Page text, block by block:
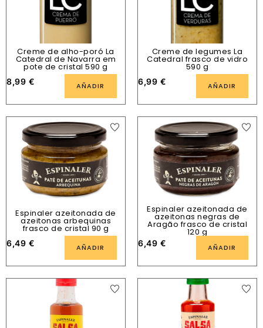
Creme de alho-poró La
Catedral de Navarra em
pote de cristal 590 g
8,99 € AÑADIR
Creme de legumes La
Catedral frasco de vidro
590 g
6,99 € AÑADIR
Espinaler azeitonada de
azeitonas arbequinas
frasco de cristal 90 g
6,49 € AÑADIR
Espinaler azeitonada de
azeitonas negras de
Aragão frasco de cristal
120 g
6,49 € AÑADIR